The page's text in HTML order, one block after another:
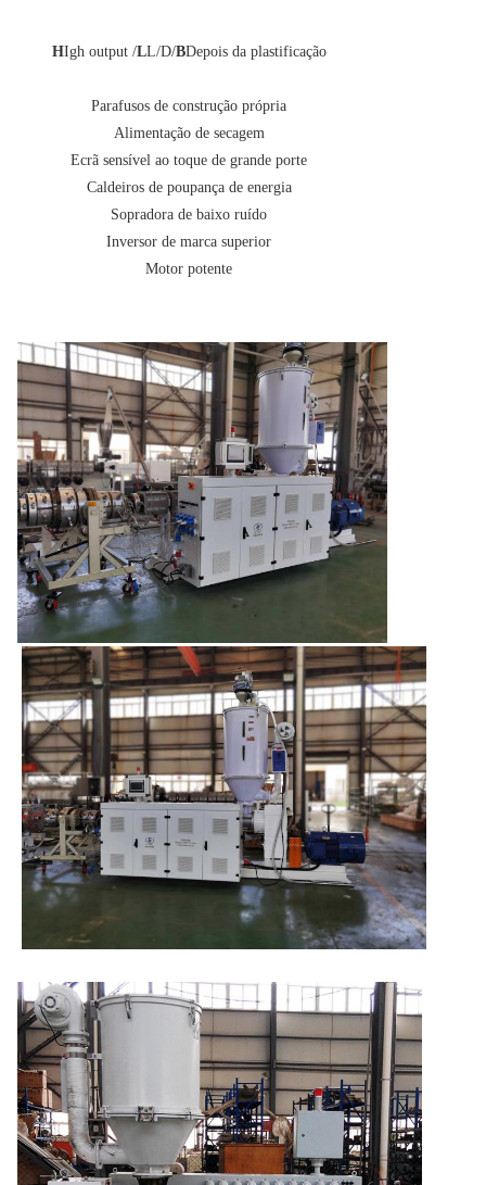
HIgh output /LL/D/BDepois da plastificação
Parafusos de construção própria
Alimentação de secagem
Ecrã sensível ao toque de grande porte
Caldeiros de poupança de energia
Sopradora de baixo ruído
Inversor de marca superior
Motor potente